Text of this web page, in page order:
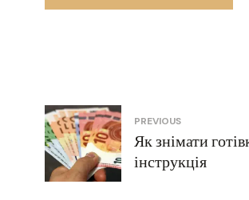
Навігація
записів
PREVIOUS
Як знімати
інструкція